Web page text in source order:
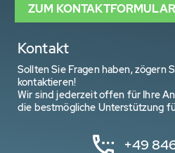
Kontakt
Sollten Sie Fragen haben, zögern
kontaktieren!
Wir sind jederzeit offen für Ihre
die bestmögliche Unterstützung
+49
ZUM KONTAKTFORMULAR